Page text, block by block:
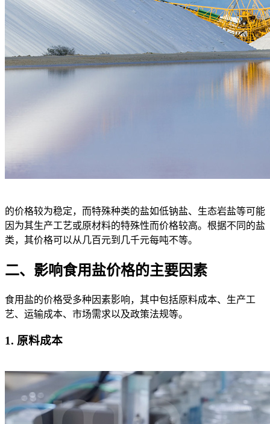
的价格较为稳定，而特殊种类的盐如低钠盐、生态岩盐等可能
因为其生产工艺或原材料的特殊性而价格较高。根据不同的盐
类，其价格可以从几百元到几千元每吨不等。
二、影响食用盐价格的主要因素
食用盐的价格受多种因素影响，其中包括原料成本、生产工
艺、运输成本、市场需求以及政策法规等。
1. 原料成本